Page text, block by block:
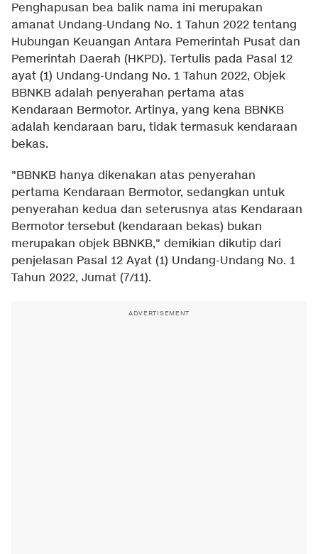
Penghapusan bea balik nama ini merupakan
amanat Undang-Undang No. 1 Tahun 2022 tentang
Hubungan Keuangan Antara Pemerintah Pusat dan
Pemerintah Daerah (HKPD). Tertulis pada Pasal 12
ayat (1) Undang-Undang No. 1 Tahun 2022, Objek
BBNKB adalah penyerahan pertama atas
Kendaraan Bermotor. Artinya, yang kena BBNKB
adalah kendaraan baru, tidak termasuk kendaraan
bekas.
"BBNKB hanya dikenakan atas penyerahan
pertama Kendaraan Bermotor, sedangkan untuk
penyerahan kedua dan seterusnya atas Kendaraan
Bermotor tersebut (kendaraan bekas) bukan
merupakan objek BBNKB," demikian dikutip dari
penjelasan Pasal 12 Ayat (1) Undang-Undang No. 1
Tahun 2022, Jumat (7/11).
ADVERTISEMENT